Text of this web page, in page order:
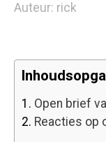
Auteur: rick
1. Open brief
2. Reacties op